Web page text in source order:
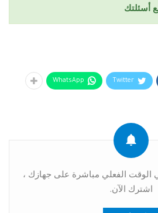
أسئلتك
Twitter
WhatsApp
الفعلي مباشرة على جهازك ،
اشترك الآن.